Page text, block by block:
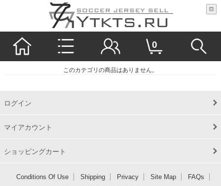
0
このカテゴリの商品はありません。
ログイン
マイアカウント
ショッピングカート
Conditions Of Use Shipping Privacy Site Map FAQs